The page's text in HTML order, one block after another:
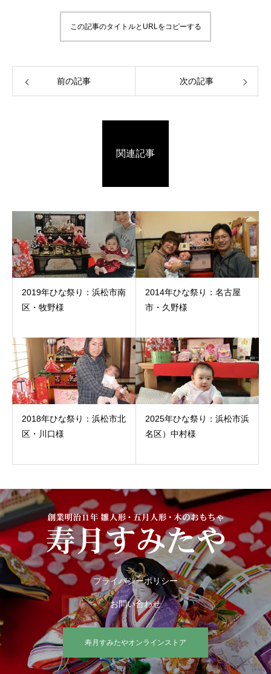
この記事のタイトルとURLをコピーする
前の記事 次の記事
関連記事
2019年ひな祭り：浜松市南
区・牧野様
2014年ひな祭り：名古屋
市・久野様
2018年ひな祭り：浜松市北
区・川口様
2025年ひな祭り：浜松市浜
名区）中村様
プライバシーポリシー
お問い合わせ
寿月すみたやオンラインストア